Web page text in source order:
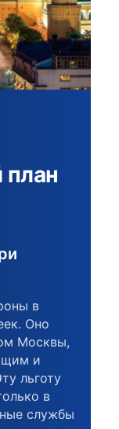
план
в
Оно
Москвы,
и
льготу
в
службы